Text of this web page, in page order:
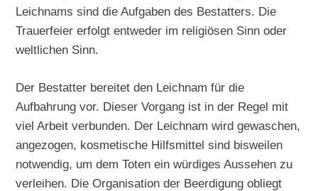
Leichnams sind die Aufgaben des Bestatters. Die
Trauerfeier erfolgt entweder im religiösen Sinn oder
weltlichen Sinn.
Der Bestatter bereitet den Leichnam für die
Aufbahrung vor. Dieser Vorgang ist in der Regel mit
viel Arbeit verbunden. Der Leichnam wird gewaschen,
angezogen, kosmetische Hilfsmittel sind bisweilen
notwendig, um dem Toten ein würdiges Aussehen zu
verleihen. Die Organisation der Beerdigung obliegt